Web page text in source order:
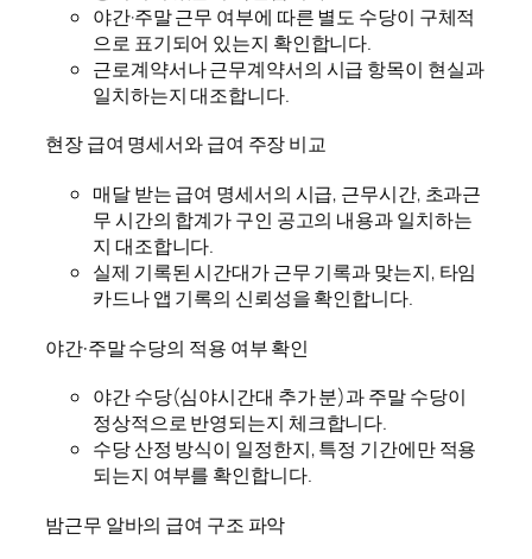
야간·주말 근무 여부에 따른 별도 수당이 구체적
으로 표기되어 있는지 확인합니다.
근로계약서나 근무계약서의 시급 항목이 현실과
일치하는지 대조합니다.
현장 급여 명세서와 급여 주장 비교
매달 받는 급여 명세서의 시급, 근무시간, 초과근
무 시간의 합계가 구인 공고의 내용과 일치하는
지 대조합니다.
실제 기록된 시간대가 근무 기록과 맞는지, 타임
카드나 앱 기록의 신뢰성을 확인합니다.
야간·주말 수당의 적용 여부 확인
야간 수당(심야시간대 추가 분)과 주말 수당이
정상적으로 반영되는지 체크합니다.
수당 산정 방식이 일정한지, 특정 기간에만 적용
되는지 여부를 확인합니다.
밤근무 알바의 급여 구조 파악